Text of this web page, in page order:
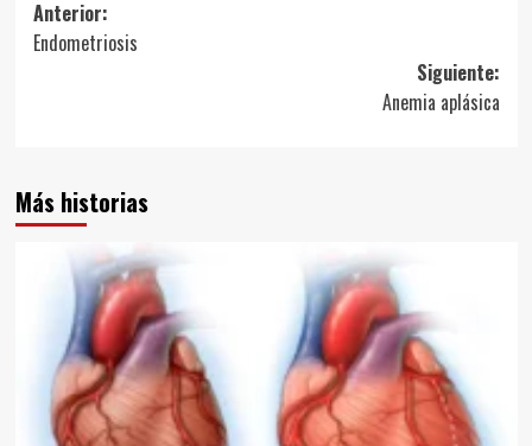
Navegación
de
Anterior:
Endometriosis
Siguiente:
Anemia aplásica
Más historias